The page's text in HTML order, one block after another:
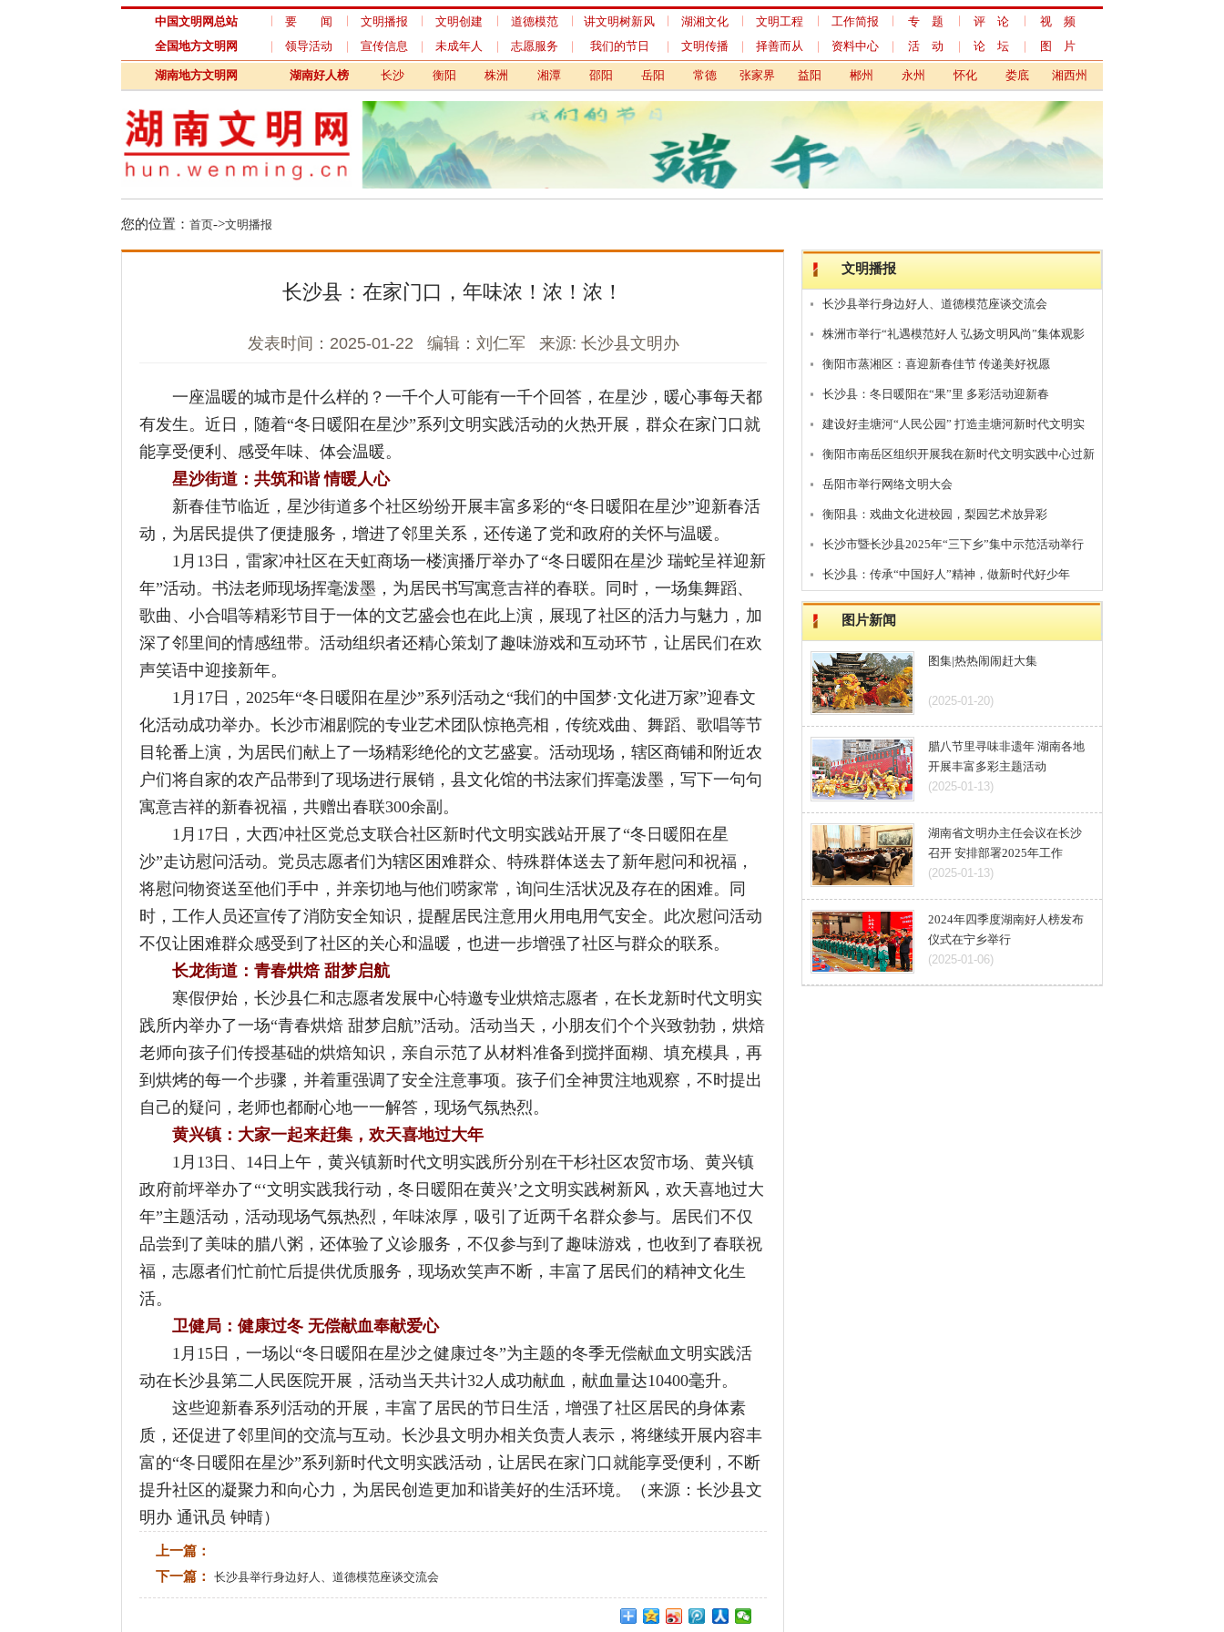
中国文明网总站 要 闻 文明播报 文明创建 道德模范 讲文明树新风 湖湘文化 文明工程 工作简报 专 题 评 论
视 频
全国地方文明网
领导活动 宣传信息 未成年人 志愿服务 我们的节日 文明传播 择善而从 资料中心 活 动 论 坛 图 片
湖南地方文明网 湖南好人榜 长沙 衡阳 株洲 湘潭 邵阳 岳阳 常德 张家界 益阳 郴州 永州 怀化 娄底 湘西州
您的位置： ->
有发生。近日，随着“冬日暖阳在星沙”系列文明实践活动的火热开展，群众在家门口就
能享受便利、感受年味、体会温暖。
星沙街道：共筑和谐 情暖人心
新春佳节临近，星沙街道多个社区纷纷开展丰富多彩的“冬日暖阳在星沙”迎新春活
动，为居民提供了便捷服务，增进了邻里关系，还传递了党和政府的关怀与温暖。
1月13日，雷家冲社区在天虹商场一楼演播厅举办了“冬日暖阳在星沙 瑞蛇呈祥迎新
年”活动。书法老师现场挥毫泼墨，为居民书写寓意吉祥的春联。同时，一场集舞蹈、
歌曲、小合唱等精彩节目于一体的文艺盛会也在此上演，展现了社区的活力与魅力，加
深了邻里间的情感纽带。活动组织者还精心策划了趣味游戏和互动环节，让居民们在欢
声笑语中迎接新年。
1月17日，2025年“冬日暖阳在星沙”系列活动之“我们的中国梦·文化进万家”迎春文
化活动成功举办。长沙市湘剧院的专业艺术团队惊艳亮相，传统戏曲、舞蹈、歌唱等节
目轮番上演，为居民们献上了一场精彩绝伦的文艺盛宴。活动现场，辖区商铺和附近农
户们将自家的农产品带到了现场进行展销，县文化馆的书法家们挥毫泼墨，写下一句句
寓意吉祥的新春祝福，共赠出春联300余副。
1月17日，大西冲社区党总支联合社区新时代文明实践站开展了“冬日暖阳在星
沙”走访慰问活动。党员志愿者们为辖区困难群众、特殊群体送去了新年慰问和祝福，
将慰问物资送至他们手中，并亲切地与他们唠家常，询问生活状况及存在的困难。同
时，工作人员还宣传了消防安全知识，提醒居民注意用火用电用气安全。此次慰问活动
不仅让困难群众感受到了社区的关心和温暖，也进一步增强了社区与群众的联系。
长龙街道：青春烘焙 甜梦启航
寒假伊始，长沙县仁和志愿者发展中心特邀专业烘焙志愿者，在长龙新时代文明实
践所内举办了一场“青春烘焙 甜梦启航”活动。活动当天，小朋友们个个兴致勃勃，烘焙
老师向孩子们传授基础的烘焙知识，亲自示范了从材料准备到搅拌面糊、填充模具，再
到烘烤的每一个步骤，并着重强调了安全注意事项。孩子们全神贯注地观察，不时提出
自己的疑问，老师也都耐心地一一解答，现场气氛热烈。
黄兴镇：大家一起来赶集，欢天喜地过大年
1月13日、14日上午，黄兴镇新时代文明实践所分别在干杉社区农贸市场、黄兴镇
政府前坪举办了“‘文明实践我行动，冬日暖阳在黄兴’之文明实践树新风，欢天喜地过大
年”主题活动，活动现场气氛热烈，年味浓厚，吸引了近两千名群众参与。居民们不仅
品尝到了美味的腊八粥，还体验了义诊服务，不仅参与到了趣味游戏，也收到了春联祝
福，志愿者们忙前忙后提供优质服务，现场欢笑声不断，丰富了居民们的精神文化生
活。
卫健局：
健康过冬 无偿献血奉献爱心
1月15日，一场以“冬日暖阳在星沙之健康过冬”为主题的冬季无偿献血文明实践活
动在长沙县第二人民医院开展，活动当天共计32人成功献血，献血量达10400毫升。
这些迎新春系列活动的开展，丰富了居民的节日生活，增强了社区居民的身体素
质，还促进了邻里间的交流与互动。长沙县文明办相关负责人表示，将继续开展内容丰
富的“冬日暖阳在星沙”系列新时代文明实践活动，让居民在家门口就能享受便利，不断
提升社区的凝聚力和向心力，为居民创造更加和谐美好的生活环境。（来源：长沙县文
明办 通讯员 钟晴）
上一篇：
下一篇： 长沙县举行身边好人、道德模范座谈交流会
相关阅读：
长沙县举行身边好人、道德模范座谈交流会
株洲市举行“礼遇模范好人 弘扬文明风尚”集体观影
衡阳市蒸湘区：喜迎新春佳节 传递美好祝愿
长沙县：冬日暖阳在“果”里 多彩活动迎新春
建设好圭塘河“人民公园” 打造圭塘河新时代文明实
长沙县：传承“中国好人”精神，做新时代好少年
图片新闻
图集|热热闹闹赶大集
腊八节里寻味非遗年 湖南各地
开展丰富多彩主题活动
(2025-01-13)
湖南省文明办主任会议在长沙
召开 安排部署2025年工作
(2025-01-13)
2024年四季度湖南好人榜发布
仪式在宁乡举行
(2025-01-06)